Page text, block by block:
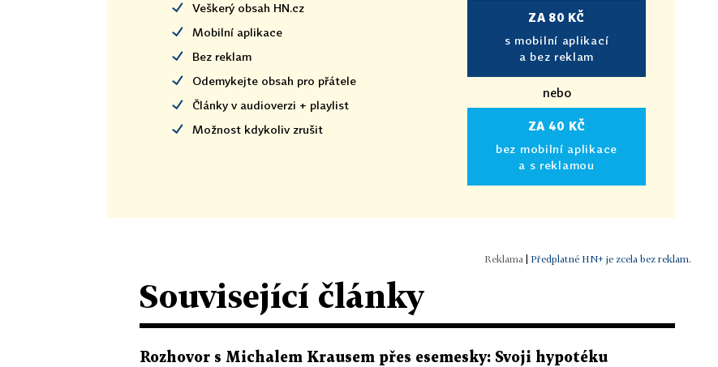
Veškerý obsah HN.cz
Mobilní aplikace
Bez reklam
Odemykejte obsah pro přátele
Články v audioverzi + playlist
Možnost kdykoliv zrušit
ZA 80 KČ
s mobilní aplikací
a bez reklam
nebo
ZA 40 KČ
bez mobilní aplikace
a s reklamou
Předplatné HN+ je zcela bez reklam.
Související články
Rozhovor s Michalem Krausem přes esemesky: Svoji hypotéku